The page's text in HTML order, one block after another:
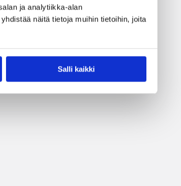
ja analytiikka-alan
näitä tietoja muihin tietoihin, joita
Salli kaikki